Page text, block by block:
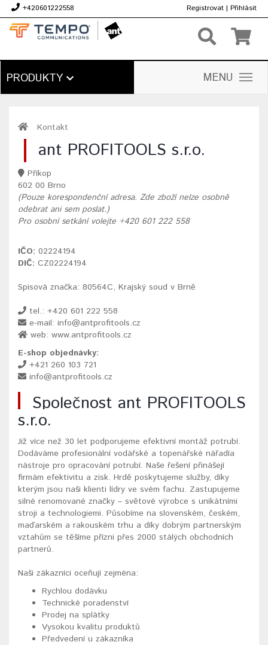
+420601222558 Registrovat | Přihlásit
PRODUKTY MENU
Kontakt
ant PROFITOOLS s.r.o.
Příkop
602 00 Brno
(Pouze korespondenční adresa. Zde zboží nelze osobně
odebrat ani sem poslat.)
Pro osobní setkání volejte +420 601 222 558
IČO: 02224194
DIČ: CZ02224194
Spisová značka: 80564C, Krajský soud v Brně
tel.: +420 601 222 558
e-mail: info@antprofitools.cz
web: www.antprofitools.cz
E-shop objednávky:
+421 260 103 721
info@antprofitools.cz
Společnost ant PROFITOOLS
s.r.o.
Již více než 30 let podporujeme efektivní montáž potrubí.
Dodáváme profesionální vodářské a topenářské nářadía
nástroje pro opracování potrubí. Naše řešení přinášejí
firmám efektivitu a zisk. Hrdě poskytujeme služby, díky
kterým jsou naši klienti lídry ve svém fachu. Zastupujeme
silné renomované značky – světové výrobce s unikátními
stroji a technologiemi. Působíme na slovenském, českém,
maďarském a rakouském trhu a díky dobrým partnerským
vztahům se těšíme přízni přes 2000 stálých obchodních
partnerů.
Naši zákazníci oceňují zejména:
Rychlou dodávku
Technické poradenství
Prodej na splátky
Vysokou kvalitu produktů
Předvedení u zákazníka